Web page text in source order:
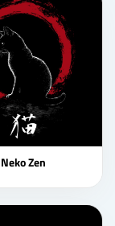
Neko Zen